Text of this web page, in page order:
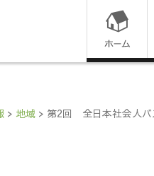
コ
ン
> 地域> 第2回 全日本社会人バ